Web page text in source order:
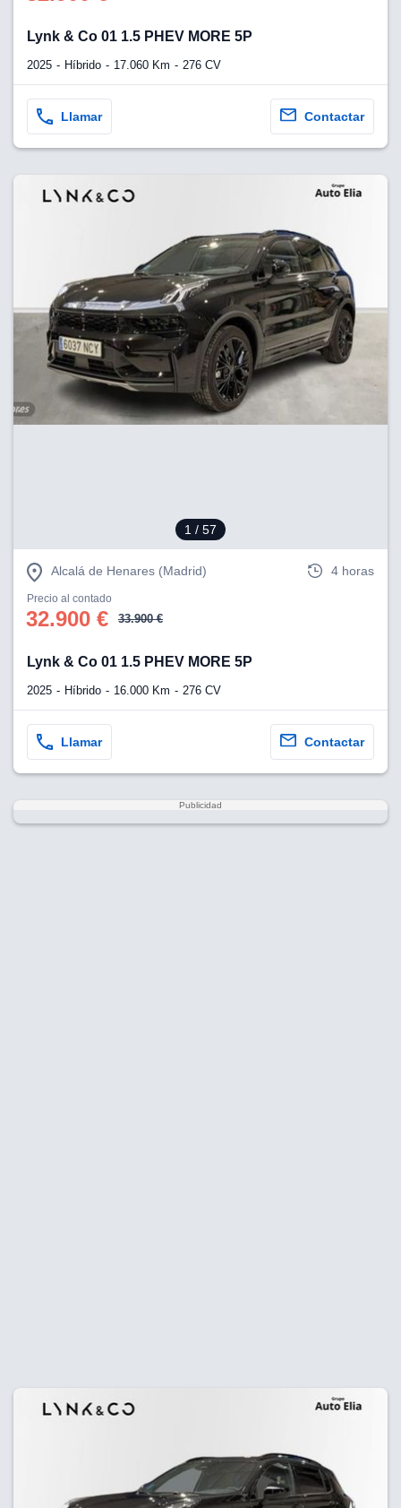
Lynk & Co 01 1.5 PHEV MORE 5P
2025 Híbrido 17.060 Km 276 CV
Llamar Contactar
1 / 57
Alcalá de Henares (Madrid) 4 horas
Precio al contado
32.900 € 33.900 €
Lynk & Co 01 1.5 PHEV MORE 5P
2025 Híbrido 16.000 Km 276 CV
Llamar Contactar